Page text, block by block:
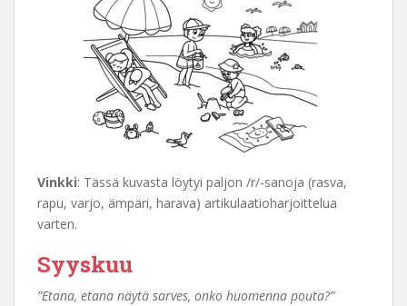
Vinkki: Tässä kuvasta löytyi paljon /r/-sanoja (rasva,
rapu, varjo, ämpäri, harava) artikulaatioharjoittelua
varten.
Syyskuu
”Etana, etana näytä sarves, onko huomenna pouta?”